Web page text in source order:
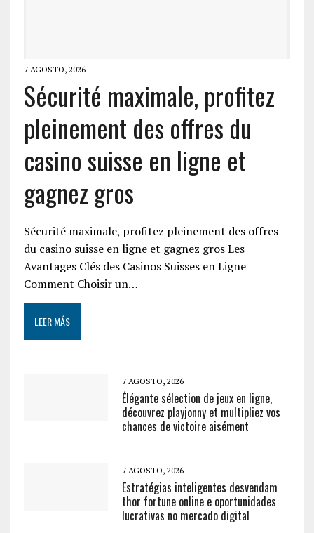
7 AGOSTO, 2026
Sécurité maximale, profitez
pleinement des offres du
casino suisse en ligne et
gagnez gros
Sécurité maximale, profitez pleinement des offres
du casino suisse en ligne et gagnez gros Les
Avantages Clés des Casinos Suisses en Ligne
Comment Choisir un…
LEER MÁS
7 AGOSTO, 2026
Élégante sélection de jeux en ligne,
découvrez playjonny et multipliez vos
chances de victoire aisément
7 AGOSTO, 2026
Estratégias inteligentes desvendam
thor fortune online e oportunidades
lucrativas no mercado digital